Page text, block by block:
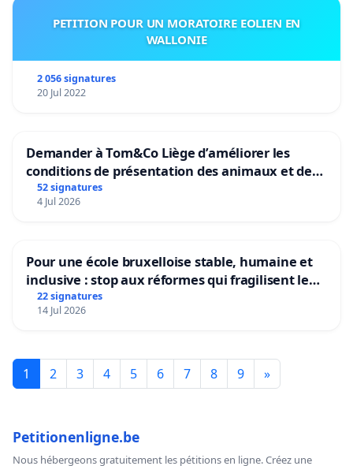
PETITION POUR UN MORATOIRE EOLIEN EN
WALLONIE
2 056 signatures
20 Jul 2022
Demander à Tom&Co Liège d’améliorer les
conditions de présentation des animaux et de
mettre fin à la vente d’animaux en magasin
52 signatures
4 Jul 2026
Pour une école bruxelloise stable, humaine et
inclusive : stop aux réformes qui fragilisent le
primaire
22 signatures
14 Jul 2026
1 2 3 4 5 6 7 8 9 »
Petitionenligne.be
Nous hébergeons gratuitement les pétitions en ligne. Créez une